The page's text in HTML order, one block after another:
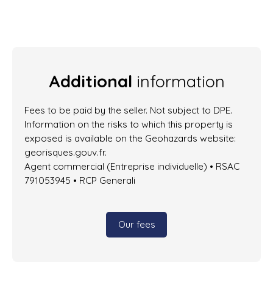
Additional information
Fees to be paid by the seller. Not subject to DPE.
Information on the risks to which this property is
exposed is available on the Geohazards website:
georisques.gouv.fr.
Agent commercial (Entreprise individuelle) • RSAC
791053945 • RCP Generali
Our fees